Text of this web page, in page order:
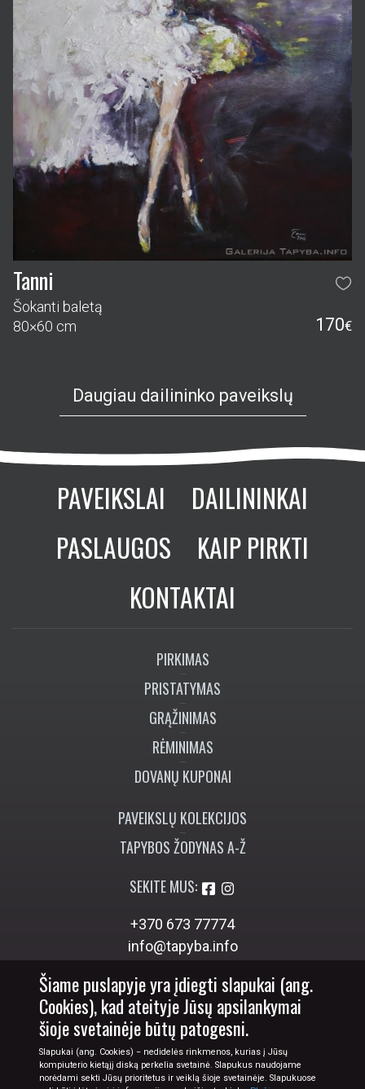
Tanni
Šokanti baletą
80×60 cm
170€
Daugiau dailininko paveikslų
PAVEIKSLAI
DAILININKAI
PASLAUGOS
KAIP PIRKTI
KONTAKTAI
PIRKIMAS
PRISTATYMAS
GRĄŽINIMAS
RĖMINIMAS
DOVANŲ KUPONAI
PAVEIKSLŲ KOLEKCIJOS
TAPYBOS ŽODYNAS A-Ž
SEKITE MUS:
+370 673 77774
info@tapyba.info
Šiame puslapyje yra įdiegti slapukai (ang.
Cookies), kad ateityje Jūsų apsilankymai
šioje svetainėje būtų patogesni.
Slapukai (ang. Cookies) − nedidelės rinkmenos, kurias į Jūsų
kompiuterio kietąjį diską perkelia svetainė. Slapukus naudojame
norėdami sekti Jūsų prioritetus ir veiklą šioje svetainėje. Slapukuose